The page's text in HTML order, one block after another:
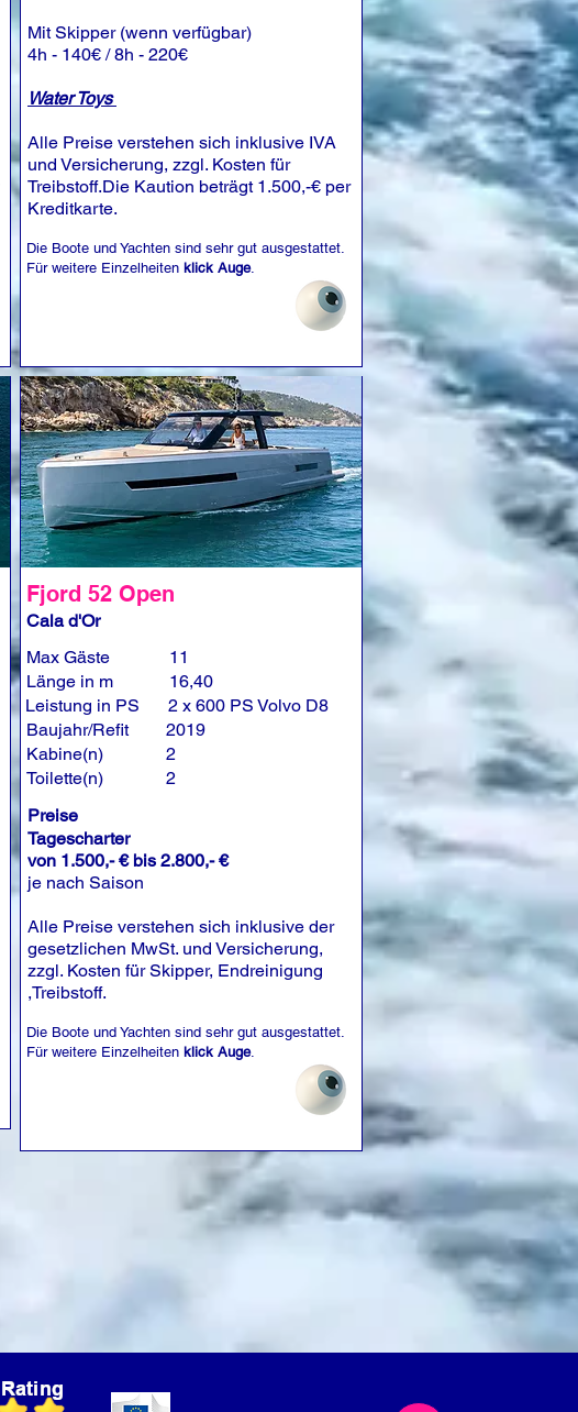
Mit Skipper (wenn verfügbar)
4h - 140€ / 8h - 220€
Water Toys
Alle Preise verstehen sich inklusive IVA
und Versicherung, zzgl. Kosten für
Treibstoff.Die Kaution beträgt 1.500,-€ per
Kreditkarte.
Die Boote und Yachten sind sehr gut ausgestattet.
Für weitere Einzelheiten klick Auge.
Fjord 52 Open
Cala d'Or
Max Gäste
Länge in m
Leistung in PS
Baujahr/Refit
Kabine(n)
Toilette(n)
11
16,40
2 x 600 PS Volvo D8
2019
2
2
Preise
Tagescharter
von 1.500,- € bis 2.800,- €
je nach Saison
Alle Preise verstehen sich inklusive der
gesetzlichen MwSt. und Versicherung,
zzgl. Kosten für Skipper, Endreinigung
,Treibstoff.
Die Boote und Yachten sind sehr gut ausgestattet.
Für weitere Einzelheiten klick Auge.